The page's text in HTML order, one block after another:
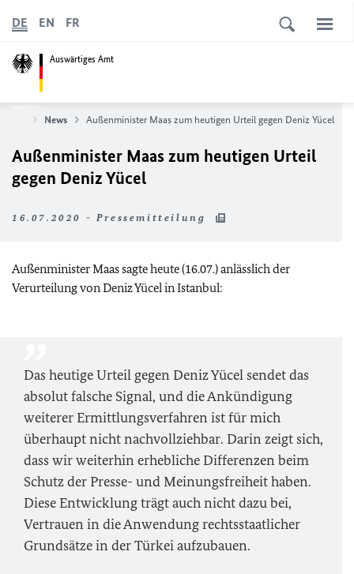
Auswärtiges Amt
DE EN FR
News Außenminister Maas zum heutigen Urteil gegen Deniz Yücel
Außenminister Maas zum heutigen Urteil
gegen Deniz Yücel
16.07.2020 - Pressemitteilung
Außenminister Maas sagte heute (16.07.) anlässlich der
Verurteilung von Deniz Yücel in Istanbul:
Das heutige Urteil gegen Deniz Yücel sendet das
absolut falsche Signal, und die Ankündigung
weiterer Ermittlungsverfahren ist für mich
überhaupt nicht nachvollziehbar. Darin zeigt sich,
dass wir weiterhin erhebliche Differenzen beim
Schutz der Presse- und Meinungsfreiheit haben.
Diese Entwicklung trägt auch nicht dazu bei,
Vertrauen in die Anwendung rechtsstaatlicher
Grundsätze in der Türkei aufzubauen.